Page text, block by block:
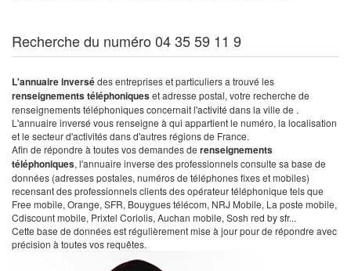
Recherche du numéro 04 35 59 11 9
L'annuaire inversédes entreprises et particuliers a trouvé les
renseignements téléphoniqueset adresse postal, votre recherche de
renseignements téléphoniques concernait l'activité dans la ville de .
L'annuaire inversé vous renseigne à qui appartient le numéro, la localisation
et le secteur d'activités dans d'autres régions de France.
Afin de répondre à toutes vos demandes de renseignements
téléphoniques, l'annuaire inverse des professionnels consulte sa base de
données (adresses postales, numéros de téléphones fixes et mobiles)
recensant des professionnels clients des opérateur téléphonique tels que
Free mobile, Orange, SFR, Bouygues télécom, NRJ Mobile, La poste mobile,
Cdiscount mobile, Prixtel Coriolis, Auchan mobile, Sosh red by sfr...
Cette base de données est régulièrement mise à jour pour de répondre avec
précision à toutes vos requêtes.